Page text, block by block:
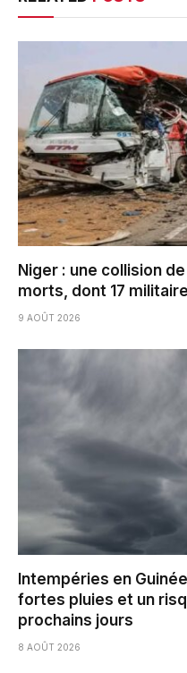
Niger : une collision
morts, dont 17
9 AOÛT 2026
Intempéries en
fortes pluies et un
prochains jours
8 AOÛT 2026